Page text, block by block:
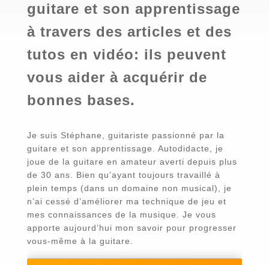
guitare et son apprentissage
à travers des articles et des
tutos en vidéo: ils peuvent
vous aider à acquérir de
bonnes bases.
Je suis Stéphane, guitariste passionné par la
guitare et son apprentissage. Autodidacte, je
joue de la guitare en amateur averti depuis plus
de 30 ans. Bien qu’ayant toujours travaillé à
plein temps (dans un domaine non musical), je
n’ai cessé d’améliorer ma technique de jeu et
mes connaissances de la musique. Je vous
apporte aujourd’hui mon savoir pour progresser
vous-même à la guitare.